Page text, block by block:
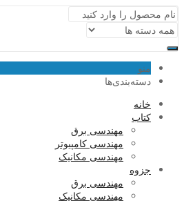
منو
دسته‌بندی‌ها
خانه
کتاب
مهندسی برق
مهندسی کامپیوتر
مهندسی مکانیک
جزوه
مهندسی برق
مهندسی مکانیک